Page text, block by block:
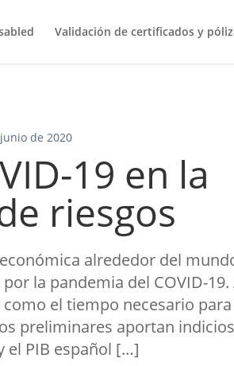
Validación de certificados y
de 2020
19 en la
riesgos
alrededor del
la pandemia del COVID-19.
el tiempo necesario
preliminares aportan
el PIB español […]